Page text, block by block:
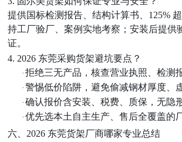
提供国标检测报告、结构计算书、 125%
持工厂验厂、案例实地考察；安装后提供
证。
4. 2026 东莞采购货架避坑要点？
· 拒绝三无产品，核查营业执照、检测
· 警惕低价陷阱，避免偷减钢材厚度、
· 确认报价含安装、税费、质保，无隐
· 优先选本土自主生产、售后全覆盖的
六、2026 东莞货架厂商哪家专业总结